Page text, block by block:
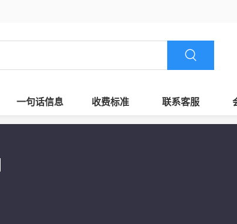
一句话信息 收费标准 联系客服